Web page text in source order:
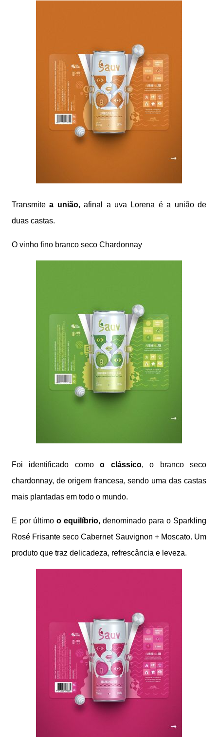
Transmitea união, afinal a uva Lorena é a união de
duas castas.
O vinho fino branco seco Chardonnay
Foi identificado comoo clássico, o branco seco
chardonnay, de origem francesa, sendo uma das castas
mais plantadas em todo o mundo.
E por último o equilíbrio, denominado para o Sparkling
Rosé Frisante seco Cabernet Sauvignon + Moscato. Um
produto que traz delicadeza, refrescância e leveza.